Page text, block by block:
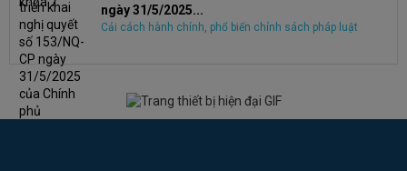
ngày 31/5/2025...
Cải cách hành chính, phổ biến chính sách pháp luật